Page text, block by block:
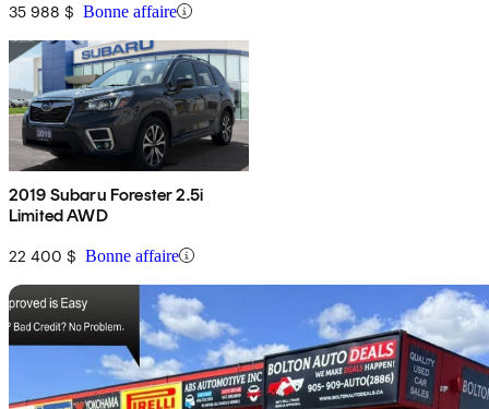
35 988 $ Bonne affaire
2019 Subaru Forester 2.5i
Limited AWD
22 400 $ Bonne affaire